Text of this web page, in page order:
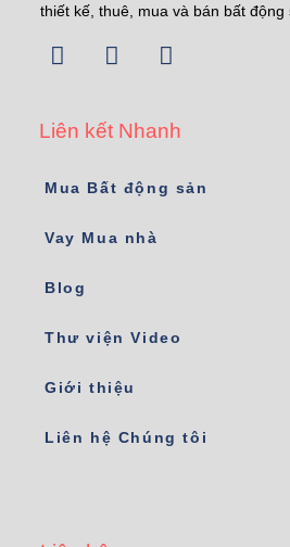
thiết kế, thuê, mua và bán bất động
Liên kết Nhanh
Mua Bất động sản
Vay Mua nhà
Blog
Thư viện Video
Giới thiệu
Liên hệ Chúng tôi